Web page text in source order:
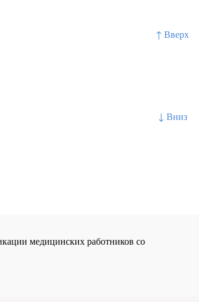
↑ Вверх
↓ Вниз
медицинских работников со